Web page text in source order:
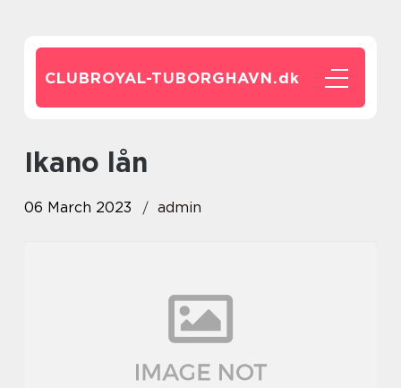
CLUBROYAL-TUBORGHAVN.dk
ikano lån
06 March 2023 admin